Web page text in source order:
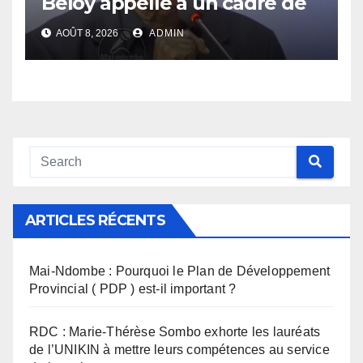
concertation avant la tenue
du dialogue inclusif
AOÛT 8, 2026 ADMIN
ARTICLES RÉCENTS
Mai-Ndombe : Pourquoi le Plan de Développement
Provincial ( PDP ) est-il important ?
RDC : Marie-Thérèse Sombo exhorte les lauréats
de l’UNIKIN à mettre leurs compétences au service